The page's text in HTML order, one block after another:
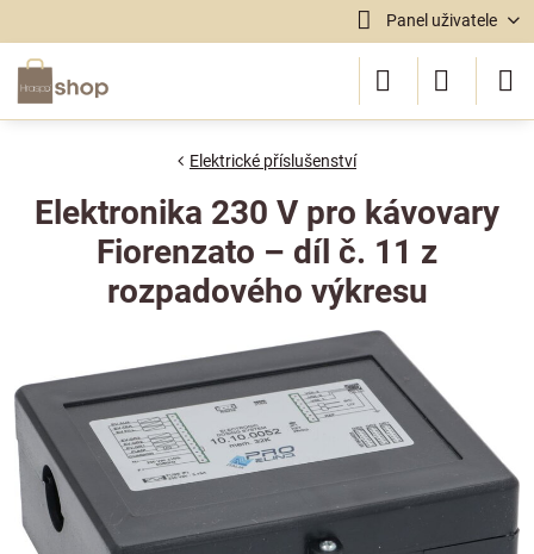
Panel uživatele
Elektrické příslušenství
Elektronika 230 V pro kávovary
Fiorenzato – díl č. 11 z
rozpadového výkresu